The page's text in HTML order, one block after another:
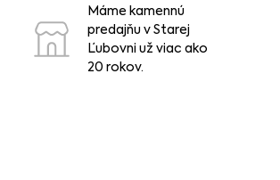
Máme kamennú
predajňu v Starej
Ľubovni už viac ako
20 rokov.